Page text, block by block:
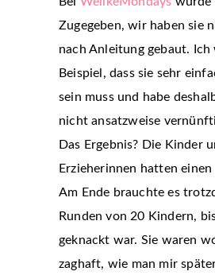
Zugegeben, wir haben sie
nach Anleitung gebaut. Ich
Beispiel, dass sie sehr
sein muss und habe
nicht ansatzweise
Das Ergebnis? Die Kinder
Erzieherinnen hatten einen
Am Ende brauchte es
Runden von 20 Kindern,
geknackt war. Sie waren
zaghaft, wie man mir